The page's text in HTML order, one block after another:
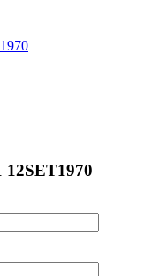
1970
12SET1970